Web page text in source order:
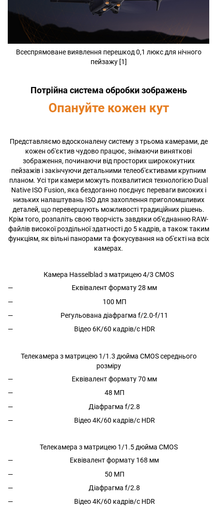
Всеспрямоване виявлення перешкод 0,1 люкс для нічного
пейзажу [1]
Потрійна система обробки зображень
Опануйте кожен кут
Представляємо вдосконалену систему з трьома камерами, де
кожен об'єктив чудово працює, знімаючи виняткові
зображення, починаючи від просторих ширококутних
пейзажів і закінчуючи детальними телеоб'єктивами крупним
планом. Усі три камери можуть похвалитися технологією Dual
Native ISO Fusion, яка бездоганно поєднує переваги високих і
низьких налаштувань ISO для захоплення приголомшливих
деталей, що перевершують можливості традиційних рішень.
Крім того, розпаліть свою творчість завдяки об'єднанню RAW-
файлів високої роздільної здатності до 5 кадрів, а також таким
функціям, як вільні панорами та фокусування на об'єкті на всіх
камерах.
Камера Hasselblad з матрицею 4/3 CMOS
Еквівалент формату 28 мм
100 МП
Регульована діафрагма f/2.0-f/11
Відео 6K/60 кадрів/с HDR
Телекамера з матрицею 1/1.3 дюйма CMOS середнього
розміру
Еквівалент формату 70 мм
48 МП
Діафрагма f/2.8
Відео 4K/60 кадрів/с HDR
Телекамера з матрицею 1/1.5 дюйма CMOS
Еквівалент формату 168 мм
50 МП
Діафрагма f/2.8
Відео 4K/60 кадрів/с HDR